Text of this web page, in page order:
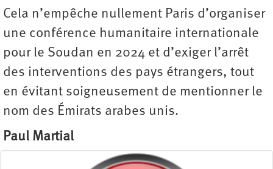
Cela n’empêche nullement Paris d’organiser
une conférence humanitaire internationale
pour le Soudan en 2024 et d’exiger l’arrêt
des interventions des pays étrangers, tout
en évitant soigneusement de mentionner le
nom des Émirats arabes unis.
Paul Martial